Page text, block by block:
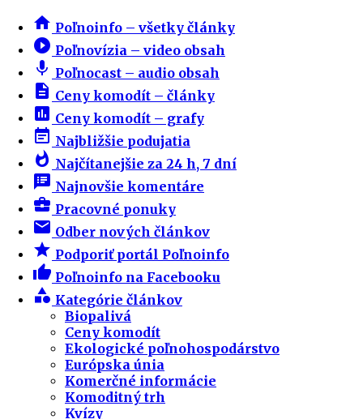
home Poľnoinfo – všetky články
play_circle_filled Poľnovízia – video obsah
mic Poľnocast – audio obsah
description Ceny komodít – články
insert_chart Ceny komodít – grafy
event_note Najbližšie podujatia
whatshot Najčítanejšie za 24 h, 7 dní
speaker_notes Najnovšie komentáre
business_center Pracovné ponuky
email Odber nových článkov
star Podporiť portál Poľnoinfo
thumb_up Poľnoinfo na Facebooku
category Kategórie článkov
Biopalivá
Ceny komodít
Ekologické poľnohospodárstvo
Európska únia
Komerčné informácie
Komoditný trh
Kvízy